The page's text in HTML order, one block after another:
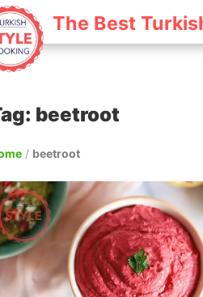
The Best
beetroot
/ beetroot